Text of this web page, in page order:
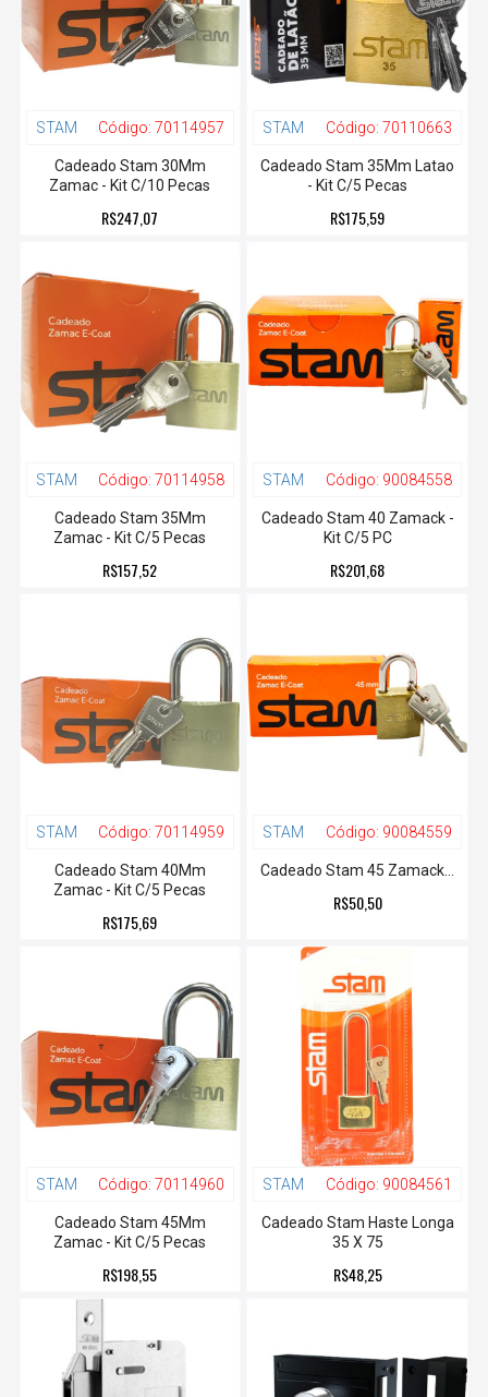
STAM Código: 70114957
Cadeado Stam 30Mm
Zamac - Kit C/10 Pecas
R$247,07
STAM Código: 70110663
Cadeado Stam 35Mm Latao
- Kit C/5 Pecas
R$175,59
STAM Código: 70114958
Cadeado Stam 35Mm
Zamac - Kit C/5 Pecas
R$157,52
STAM Código: 90084558
Cadeado Stam 40 Zamack -
Kit C/5 PC
R$201,68
STAM Código: 70114959
Cadeado Stam 40Mm
Zamac - Kit C/5 Pecas
R$175,69
STAM Código: 90084559
Cadeado Stam 45 Zamack...
R$50,50
STAM Código: 70114960
Cadeado Stam 45Mm
Zamac - Kit C/5 Pecas
R$198,55
STAM Código: 90084561
Cadeado Stam Haste Longa
35 X 75
R$48,25